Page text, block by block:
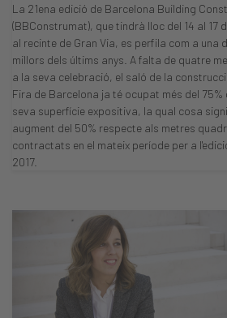
La 21ena edició de Barcelona Building
(BBConstrumat), que tindrà lloc del 14 al 17
al recinte de Gran Via, es perfila com a una
millors dels últims anys. A falta de quatre
a la seva celebració, el saló de la
Fira de Barcelona ja té ocupat més del 75%
seva superfície expositiva, la qual cosa
augment del 50% respecte als metres
contractats en el mateix període per a
2017.